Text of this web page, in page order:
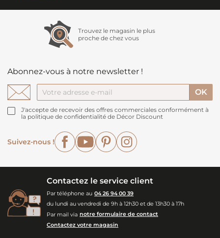
Trouvez le magasin le plus
proche de chez vous
Abonnez-vous à notre newsletter !
J'accepte de recevoir des offres commerciales conformément à
la politique de confidentialité de Décor Discount
Suivez-nous !
FacebookYouTubePinterest
Contactez le service client
Par téléphone au 04 26 94 00 39
du lundi au vendredi de 9h à 12h30 et de 13h30 à 17h
Par mail via notre formulaire de contact
Contactez votre magasin